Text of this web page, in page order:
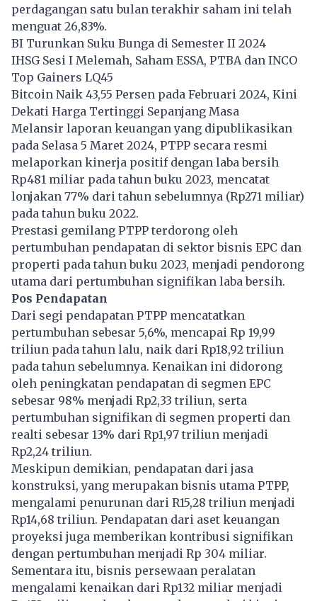
perdagangan satu bulan terakhir saham ini telah
menguat 26,83%.
BI Turunkan Suku Bunga di Semester II 2024
IHSG Sesi I Melemah, Saham ESSA, PTBA dan INCO
Top Gainers LQ45
Bitcoin Naik 43,55 Persen pada Februari 2024, Kini
Dekati Harga Tertinggi Sepanjang Masa
Melansir laporan keuangan yang dipublikasikan
pada Selasa 5 Maret 2024, PTPP secara resmi
melaporkan kinerja positif dengan laba bersih
Rp481 miliar pada tahun buku 2023, mencatat
lonjakan 77% dari tahun sebelumnya (Rp271 miliar)
pada tahun buku 2022.
Prestasi gemilang PTPP terdorong oleh
pertumbuhan pendapatan di sektor bisnis EPC dan
properti pada tahun buku 2023, menjadi pendorong
utama dari pertumbuhan signifikan laba bersih.
Pos Pendapatan
Dari segi pendapatan PTPP mencatatkan
pertumbuhan sebesar 5,6%, mencapai Rp 19,99
triliun pada tahun lalu, naik dari Rp18,92 triliun
pada tahun sebelumnya. Kenaikan ini didorong
oleh peningkatan pendapatan di segmen EPC
sebesar 98% menjadi Rp2,33 triliun, serta
pertumbuhan signifikan di segmen properti dan
realti sebesar 13% dari Rp1,97 triliun menjadi
Rp2,24 triliun.
Meskipun demikian, pendapatan dari jasa
konstruksi, yang merupakan bisnis utama PTPP,
mengalami penurunan dari R15,28 triliun menjadi
Rp14,68 triliun. Pendapatan dari aset keuangan
proyeksi juga memberikan kontribusi signifikan
dengan pertumbuhan menjadi Rp 304 miliar.
Sementara itu, bisnis persewaan peralatan
mengalami kenaikan dari Rp132 miliar menjadi